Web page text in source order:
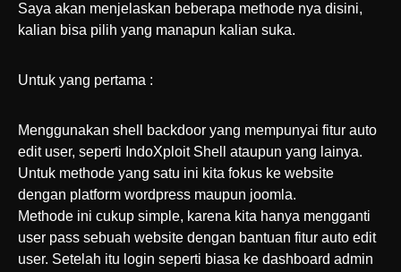
Saya akan menjelaskan beberapa methode nya disini,
kalian bisa pilih yang manapun kalian suka.
Untuk yang pertama :
Menggunakan shell backdoor yang mempunyai fitur auto
edit user, seperti IndoXploit Shell ataupun yang lainya.
Untuk methode yang satu ini kita fokus ke website
dengan platform wordpress maupun joomla.
Methode ini cukup simple, karena kita hanya mengganti
user pass sebuah website dengan bantuan fitur auto edit
user. Setelah itu login seperti biasa ke dashboard admin